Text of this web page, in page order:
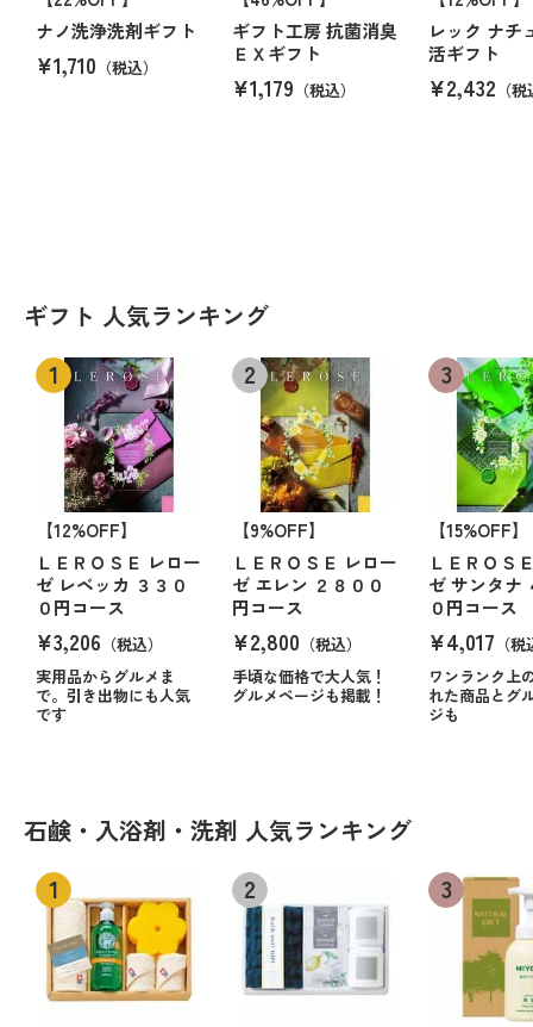
ナノ洗浄洗剤ギフト
¥1,710 （税込）
ギフト工房 抗菌消臭
ＥＸギフト
¥1,179 （税込）
レック ナチ
活ギフト
¥2,432 （
ギフト 人気ランキング
【12%OFF】
ＬＥＲＯＳＥ レロー
ゼ レベッカ ３３０
０円コース
¥3,206 （税込）
実用品からグルメま
で。引き出物にも人気
です
【9%OFF】
ＬＥＲＯＳＥ レロー
ゼ エレン ２８００
円コース
¥2,800 （税込）
手頃な価格で大人気！
グルメページも掲載！
【15%OFF】
ＬＥＲＯＳ
ゼ サンタナ
０円コース
¥4,017 （
ワンランク上
れた商品とグ
ジも
石鹸・入浴剤・洗剤 人気ランキング